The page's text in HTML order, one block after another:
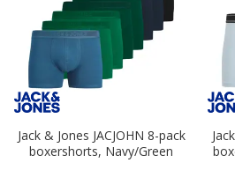
Jack & Jones JACJOHN 8-pack
boxershorts, Navy/Green